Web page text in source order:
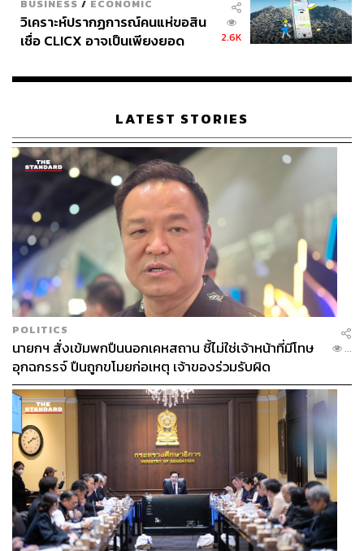
BUSINESS / ECONOMIC
วิเคราะห์ปรากฏการณ์คนแห่ขอสิน
เชื่อ CLICX อาจเป็นเพียงยอด
เรือนไทยที่ถูกซุกไว้
2.6K
LATEST STORIES
POLITICS
นายกฯ สั่งเข้มพกปืนนอกเคหสถาน ชี้ไม่ใช่เจ้าหน้าที่มีโทษ
อุกฉกรรจ์ ปืนถูกขโมยก่อเหตุ เจ้าของร่วมรับผิด
...